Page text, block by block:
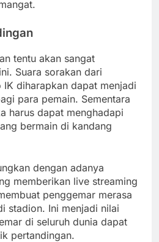
tentu akan sangat
Suara sorakan dari
IK diharapkan dapat menjadi
para pemain. Sementara
harus dapat menghadapi
bermain di kandang
dengan adanya
memberikan live streaming
penggemar merasa
stadion. Ini menjadi nilai
di seluruh dunia dapat
pertandingan.